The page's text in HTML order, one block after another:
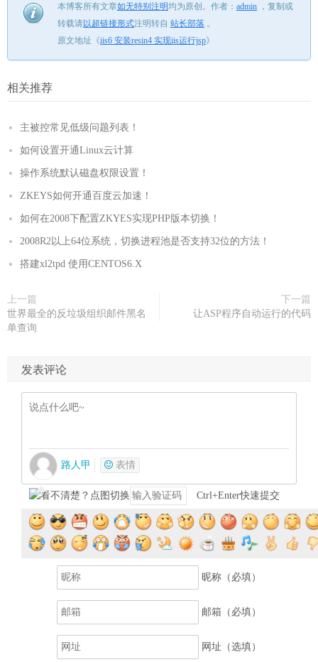
本博客所有文章如无特别注明均为原创。 作者： admin ， 复制或
转载请以超链接形式注明转自 站长部落 。
原文地址《iis6 安装resin4 实现iis运行jsp》
相关推荐
主被控常见低级问题列表！
如何设置开通Linux云计算
操作系统默认磁盘权限设置！
ZKEYS如何开通百度云加速！
如何在2008下配置ZKYES实现PHP版本切换！
2008R2以上64位系统，切换进程池是否支持32位的方法！
搭建xl2tpd 使用CENTOS6.X
上一篇
世界最全的反垃圾组织邮件黑名
单查询
下一篇
让ASP程序自动运行的代码
发表评论
路人甲 表情
Ctrl+Enter快速提交
提交评论
昵称（必填）
邮箱（必填）
网址（选填）